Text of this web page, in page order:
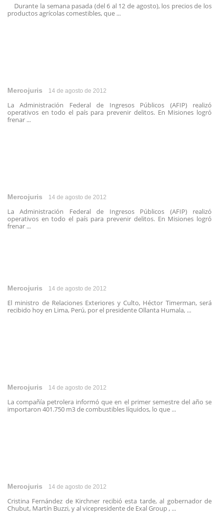
Durante la semana pasada (del 6 al 12 de agosto), los precios de los
productos agrícolas comestibles, que ...
Mercojuris 14 de agosto de 2012
La Administración Federal de Ingresos Públicos (AFIP) realizó
operativos en todo el país para prevenir delitos. En Misiones logró
frenar ...
Mercojuris 14 de agosto de 2012
La Administración Federal de Ingresos Públicos (AFIP) realizó
operativos en todo el país para prevenir delitos. En Misiones logró
frenar ...
Mercojuris 14 de agosto de 2012
El ministro de Relaciones Exteriores y Culto, Héctor Timerman, será
recibido hoy en Lima, Perú, por el presidente Ollanta Humala, ...
Mercojuris 14 de agosto de 2012
La compañía petrolera informó que en el primer semestre del año se
importaron 401.750 m3 de combustibles líquidos, lo que ...
Mercojuris 14 de agosto de 2012
Cristina Fernández de Kirchner recibió esta tarde, al gobernador de
Chubut, Martín Buzzi, y al vicepresidente de Exal Group , ...